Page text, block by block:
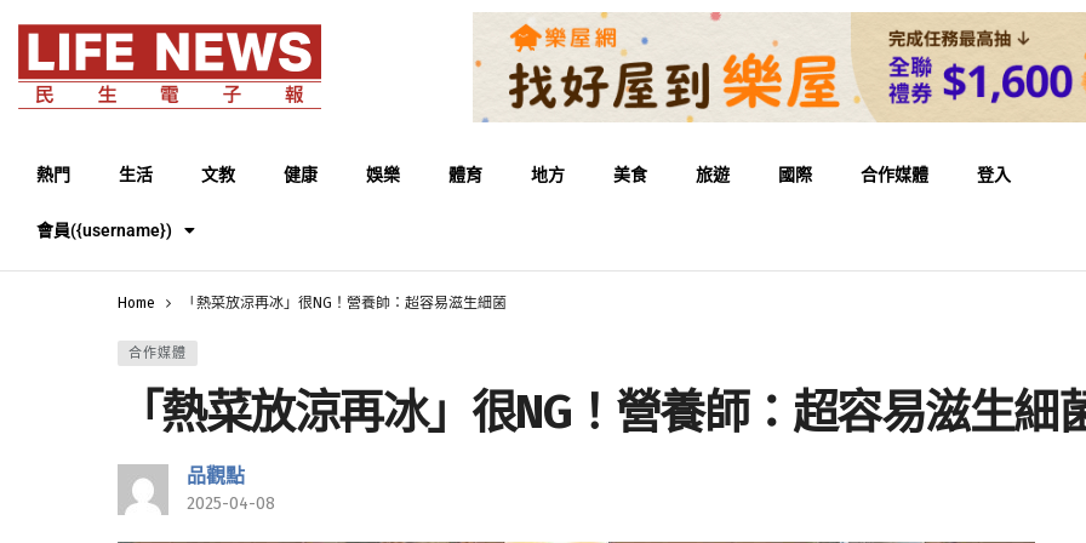
熱門 生活 文教 健康 娛樂 體育 地方 美食 旅遊 國際 合作媒體 登入
會員({username})
Home 「熱菜放涼再冰」很NG！營養師：超容易滋生細菌
合作媒體
「熱菜放涼再冰」很NG！營養師：超容易滋生細
品觀點
2025-04-08